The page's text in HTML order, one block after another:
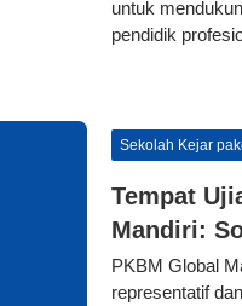
untuk
pendidik
Sekolah Kejar
Tempat
Mandiri:
PKBM Global
representatif